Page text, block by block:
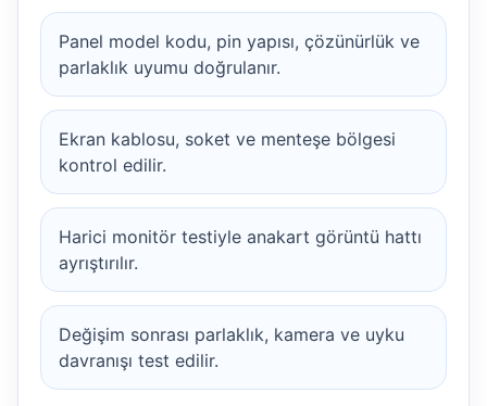
Panel model kodu, pin yapısı, çözünürlük ve
parlaklık uyumu doğrulanır.
Ekran kablosu, soket ve menteşe bölgesi
kontrol edilir.
Harici monitör testiyle anakart görüntü hattı
ayrıştırılır.
Değişim sonrası parlaklık, kamera ve uyku
davranışı test edilir.